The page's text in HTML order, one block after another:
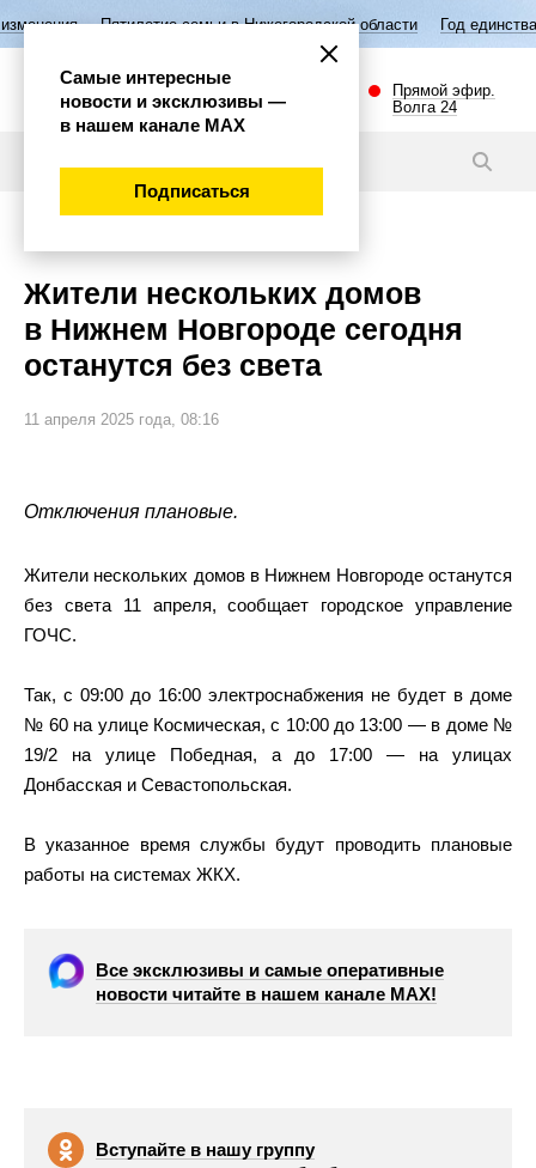
семьи в Нижегородской области Год единства народов России
Прямой эфир.
Волга 24
Жители нескольких домов
в Нижнем Новгороде сегодня
останутся без света
11 апреля 2025 года, 08:16
Отключения плановые.
Жители нескольких домов в Нижнем Новгороде останутся
без света 11 апреля, сообщает городское управление
ГОЧС.
Так, с 09:00 до 16:00 электроснабжения не будет в доме
№ 60 на улице Космическая, с 10:00 до 13:00 — в доме №
19/2 на улице Победная, а до 17:00 — на улицах
Донбасская и Севастопольская.
В указанное время службы будут проводить плановые
работы на системах ЖКХ.
Все эксклюзивы и самые оперативные
новости читайте в нашем канале МАХ!
Вступайте в нашу группу
Самые интересные
новости и эксклюзивы —
в нашем канале МАХ
Подписаться